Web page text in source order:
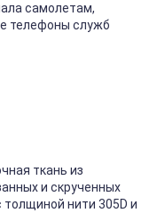
самолетам,
телефоны служб
ткань из
и скрученных
нити 305D и